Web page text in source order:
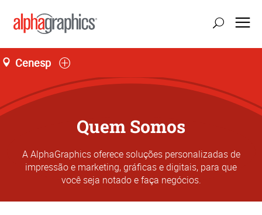
Cenesp
Quem Somos
A AlphaGraphics oferece soluções personalizadas de
impressão e marketing, gráficas e digitais, para que
você seja notado e faça negócios.